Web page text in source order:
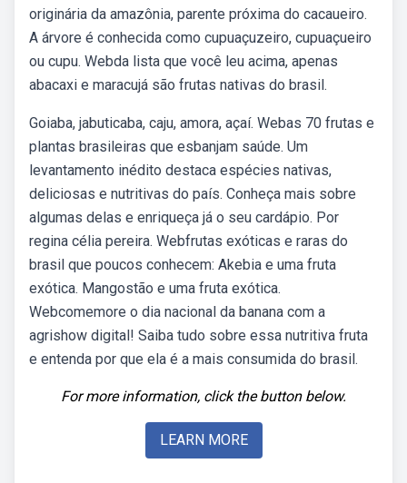
originária da amazônia, parente próxima do cacaueiro.
A árvore é conhecida como cupuaçuzeiro, cupuaçueiro
ou cupu. Webda lista que você leu acima, apenas
abacaxi e maracujá são frutas nativas do brasil.
Goiaba, jabuticaba, caju, amora, açaí. Webas 70 frutas e
plantas brasileiras que esbanjam saúde. Um
levantamento inédito destaca espécies nativas,
deliciosas e nutritivas do país. Conheça mais sobre
algumas delas e enriqueça já o seu cardápio. Por
regina célia pereira. Webfrutas exóticas e raras do
brasil que poucos conhecem: Akebia e uma fruta
exótica. Mangostão e uma fruta exótica.
Webcomemore o dia nacional da banana com a
agrishow digital! Saiba tudo sobre essa nutritiva fruta
e entenda por que ela é a mais consumida do brasil.
For more information, click the button below.
LEARN MORE